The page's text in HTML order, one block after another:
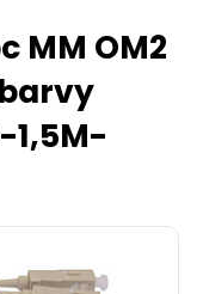
MM OM2
1,5M-